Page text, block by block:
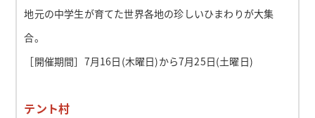
地元の中学生が育てた世界各地の珍しいひまわりが大集
合。
［開催期間］7月16日(木曜日)から7月25日(土曜日)
テント村